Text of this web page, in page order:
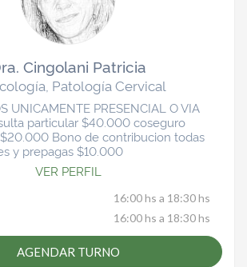
Cingolani Patricia
Patología Cervical
UNICAMENTE PRESENCIAL O VIA
particular $40.000 coseguro
Bono de contribucion todas
y prepagas $10.000
VER PERFIL
16:00 hs a 18:30 hs
16:00 hs a 18:30 hs
AGENDAR TURNO